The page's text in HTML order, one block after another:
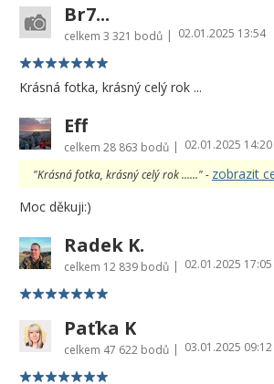
Br7...
celkem 3 321 bodů | 02.01.2025 13:54
Krásná fotka, krásný celý rok ...
Eff
celkem 28 863 bodů | 02.01.2025 14:20
"Krásná fotka, krásný celý rok ......" - zobrazit
Moc děkuji:)
Radek K.
celkem 12 839 bodů | 02.01.2025 17:05
Paťka K
celkem 47 622 bodů | 03.01.2025 09:12